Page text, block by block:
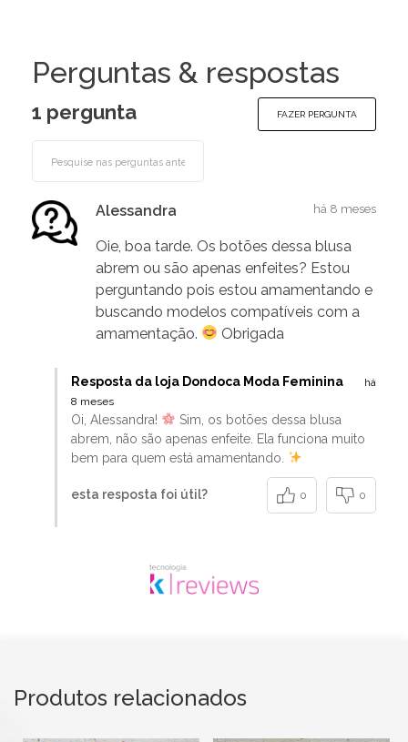
Perguntas & respostas
1 pergunta FAZER PERGUNTA
Alessandra há 8 meses
Oie, boa tarde. Os botões dessa blusa
abrem ou são apenas enfeites? Estou
perguntando pois estou amamentando e
buscando modelos compatíveis com a
amamentação.
Obrigada
Resposta da loja Dondoca Moda Feminina
há
8 meses
Oi, Alessandra!
Sim, os botões dessa blusa
abrem, não são apenas enfeite. Ela funciona muito
bem para quem está amamentando.
esta resposta foi útil? 0 0
Produtos relacionados